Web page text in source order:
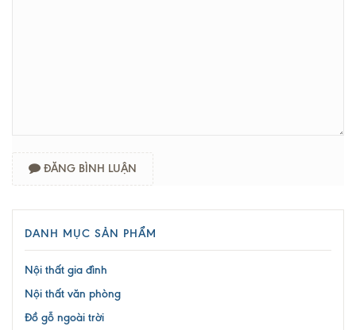
ĐĂNG BÌNH LUẬN
DANH MỤC SẢN PHẨM
Nội thất gia đình
Nội thất văn phòng
Đồ gỗ ngoài trời